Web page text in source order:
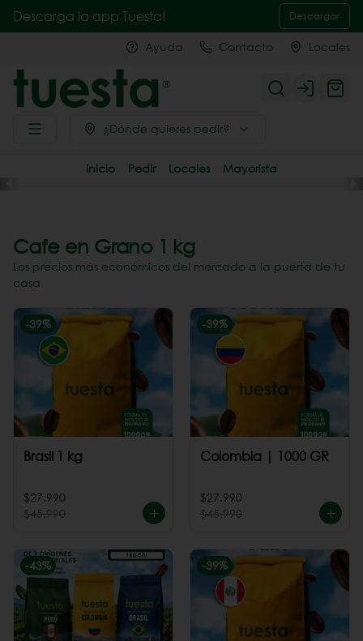
Descarga la app Tuesta! Descargar
Ayuda Contacto Locales
Login
¿Dónde quieres pedir?
Inicio Pedir Locales Mayorista
Cafe en Grano 1 kg
Los precios más económicos del mercado a la puerta de tu
casa
-39%
Brasil 1 kg
$27.990
$45.990
-39%
Colombia | 1000 GR
$27.990
$45.990
-43% -39%